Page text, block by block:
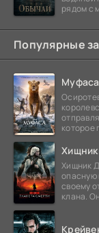
рядом с
Популярные
которое
Хищник
опасную
своему
клана.